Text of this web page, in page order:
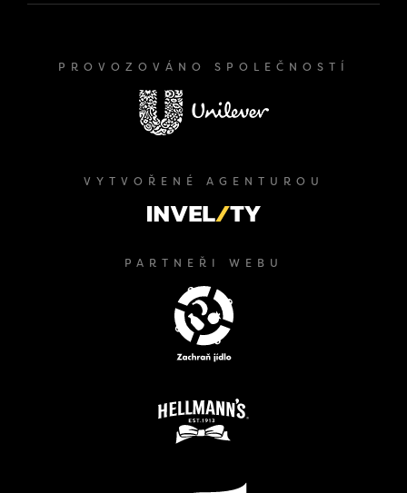
PROVOZOVÁNO SPOLEČNOSTÍ
VYTVOŘENÉ AGENTUROU
PARTNEŘI WEBU